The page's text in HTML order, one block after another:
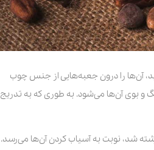
آن‌ها را درون جعبه‌هایی از جنس چوب
و بوی آن‌ها می‌شود. به طوری که به تدریج
شد، نوبت به آسیاب کردن آن‌ها می‌رسد.